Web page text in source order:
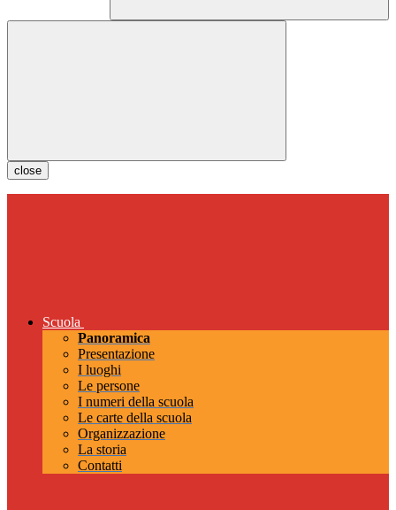
close
Scuola
Panoramica
Presentazione
I luoghi
Le persone
I numeri della scuola
Le carte della scuola
Organizzazione
La storia
Contatti